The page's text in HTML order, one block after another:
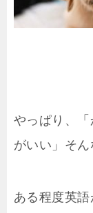
やっぱり、
がいい」そ
ある程度英語